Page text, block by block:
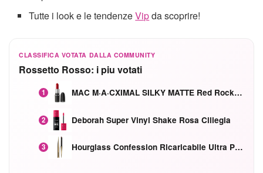
Tutte i look e le tendenzeVipda scoprire!
CLASSIFICA VOTATA DALLA COMMUNITY
Rossetto Rosso: i piu votati
1 MAC M·A·CXIMAL SILKY MATTE Red Rock mat
2 Deborah Super Vinyl Shake Rosa Ciliegia
3 Hourglass Confession Ricaricabile Ultra Preciso Ad Alta Intensità Secretly Classic Red